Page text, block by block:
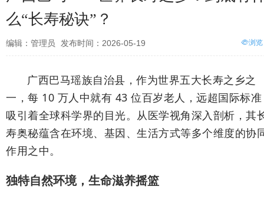
么“长寿秘诀”？
编辑：管理员 发布时间：2026-05-19 浏
广西巴马瑶族自治县，作为世界五大长寿之乡之
一，每 10 万人中就有 43 位百岁老人，远超国际标
吸引着全球科学界的目光。从医学视角深入剖析，其
寿奥秘蕴含在环境、基因、生活方式等多个维度的协
作用之中。
独特自然环境，生命滋养摇篮